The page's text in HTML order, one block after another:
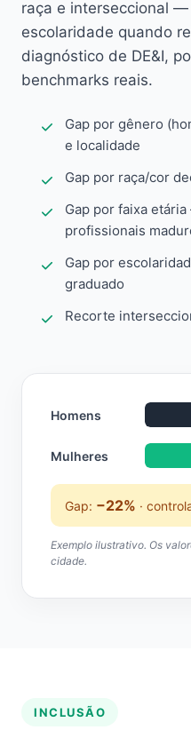
raça e interseccional
escolaridade quando
diagnóstico de DE&I,
benchmarks reais.
Gap por gênero
e localidade
Gap por raça/cor
Gap por faixa
profissionais
Gap por
graduado
Recorte
Homens
Mulheres
Gap: −22% ·
Exemplo ilustrativo. Os
cidade.
INCLUSÃO